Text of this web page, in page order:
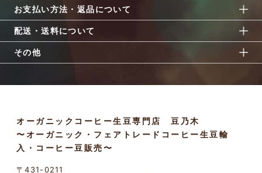
お支払い方法・返品について
配送・送料について
その他
オーガニックコーヒー生豆専門店 豆乃木
〜オーガニック・フェアトレードコーヒー生豆輸
入・コーヒー豆販売〜
〒431-0211